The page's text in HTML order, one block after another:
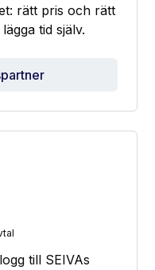
rätt pris och rätt
tid själv.
till SEIVAs